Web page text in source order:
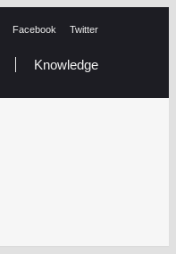
Twitter
Facebook
Knowledge